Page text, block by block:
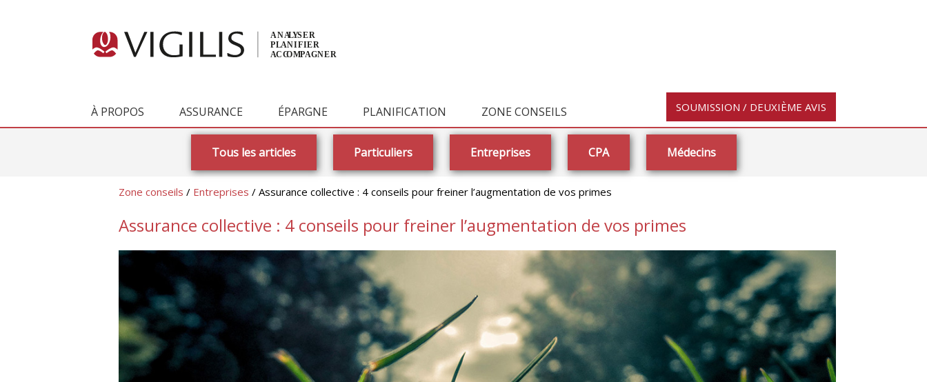
À PROPOS ASSURANCE ÉPARGNE PLANIFICATION ZONE CONSEILS SOUMISSION / DEUXIÈME AVIS
Tous les articles Particuliers Entreprises CPA Médecins
Zone conseils / Entreprises / Assurance collective : 4 conseils pour freiner l’augmentation de vos primes
Assurance collective : 4 conseils pour freiner l’augmentation de vos primes